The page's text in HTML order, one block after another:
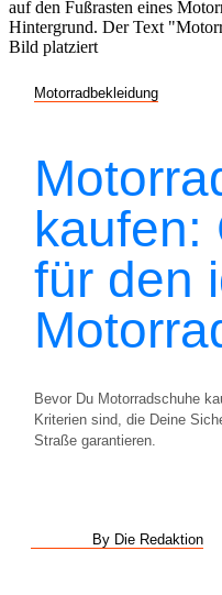
Motorradbekleidung
kaufen:
für den
Bevor Du Motorradschuhe
Kriterien sind, die Deine
Straße garantieren.
By Die Redaktion